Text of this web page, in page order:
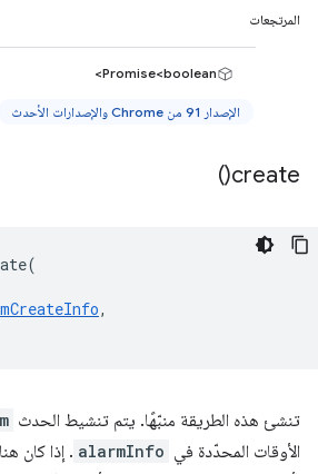
المرتجعات
Promise<boolean>
الإصدار 91 من Chrome والإصدارات الأحدث
create(
)
(
,
تنشئ هذه الطريقة منبّهًا. يتم تنشيط الحدث
الأوقات المحدّدة في alarmInfo . إذا كان